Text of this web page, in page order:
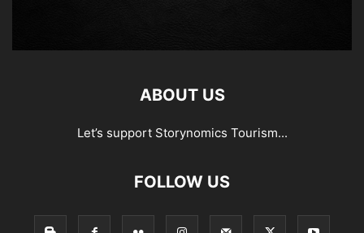
ABOUT US
Let’s support Storynomics Tourism...
FOLLOW US